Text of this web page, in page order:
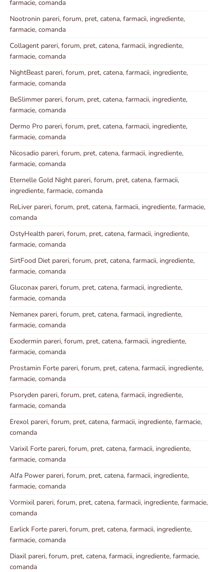
farmacie, comanda
Nootronin pareri, forum, pret, catena, farmacii, ingrediente,
farmacie, comanda
Collagent pareri, forum, pret, catena, farmacii, ingrediente,
farmacie, comanda
NightBeast pareri, forum, pret, catena, farmacii, ingrediente,
farmacie, comanda
BeSlimmer pareri, forum, pret, catena, farmacii, ingrediente,
farmacie, comanda
Dermo Pro pareri, forum, pret, catena, farmacii, ingrediente,
farmacie, comanda
Nicosadio pareri, forum, pret, catena, farmacii, ingrediente,
farmacie, comanda
Eternelle Gold Night pareri, forum, pret, catena, farmacii,
ingrediente, farmacie, comanda
ReLiver pareri, forum, pret, catena, farmacii, ingrediente, farmacie,
comanda
OstyHealth pareri, forum, pret, catena, farmacii, ingrediente,
farmacie, comanda
SirtFood Diet pareri, forum, pret, catena, farmacii, ingrediente,
farmacie, comanda
Gluconax pareri, forum, pret, catena, farmacii, ingrediente,
farmacie, comanda
Nemanex pareri, forum, pret, catena, farmacii, ingrediente,
farmacie, comanda
Exodermin pareri, forum, pret, catena, farmacii, ingrediente,
farmacie, comanda
Prostamin Forte pareri, forum, pret, catena, farmacii, ingrediente,
farmacie, comanda
Psoryden pareri, forum, pret, catena, farmacii, ingrediente,
farmacie, comanda
Erexol pareri, forum, pret, catena, farmacii, ingrediente, farmacie,
comanda
Varixil Forte pareri, forum, pret, catena, farmacii, ingrediente,
farmacie, comanda
Alfa Power pareri, forum, pret, catena, farmacii, ingrediente,
farmacie, comanda
Vormixil pareri, forum, pret, catena, farmacii, ingrediente, farmacie,
comanda
Earlick Forte pareri, forum, pret, catena, farmacii, ingrediente,
farmacie, comanda
Diaxil pareri, forum, pret, catena, farmacii, ingrediente, farmacie,
comanda